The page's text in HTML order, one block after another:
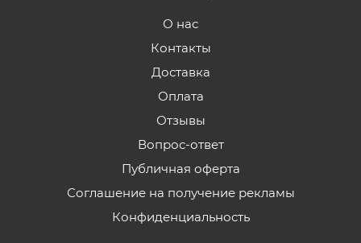
О нас
Контакты
Доставка
Оплата
Отзывы
Вопрос-ответ
Публичная оферта
Соглашение на получение рекламы
Конфиденциальность